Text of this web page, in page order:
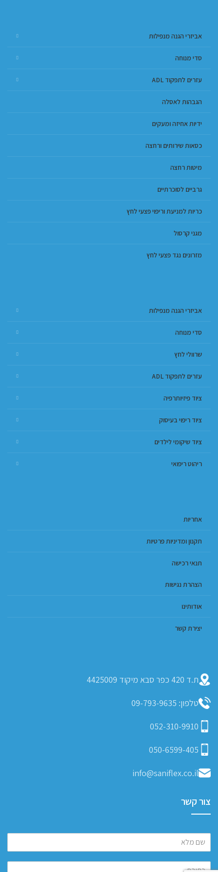
אביזרי הגנה מנפילות
סדי מנוחה
עזרים לתפקוד ADL
הגבהות לאסלה
ידיות אחיזה ומעקים
כסאות שירותים ורחצה
מיטות רחצה
גרביים לסוכרתיים
כריות למניעת וריפוי פצעי לחץ
מגני קרסול
מזרונים נגד פצעי לחץ
אביזרי הגנה מנפילות
סדי מנוחה
שרוולי לחץ
עזרים לתפקוד ADL
ציוד פיזיותרפיה
ציוד ריפוי בעיסוק
ציוד שיקומי לילדים
ריהוט ריפואי
אחריות
תקנון ומדיניות פרטיות
תנאי רכישה
הצהרת נגישות
אודותינו
יצירת קשר
ת.ד 420 כפר סבא מיקוד 4425009
טלפון: 09-793-9635
052-310-9910
050-6599-405
info@saniflex.co.il
צור קשר